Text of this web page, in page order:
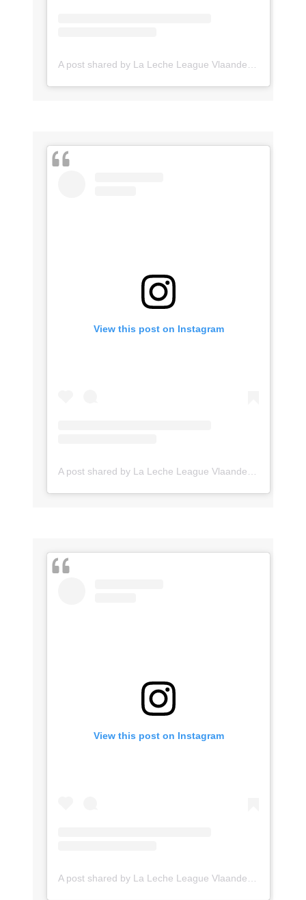
A post shared by La Leche League Vlaanderen (@lll_vlaanderen)
View this post on Instagram
View this post on Instagram